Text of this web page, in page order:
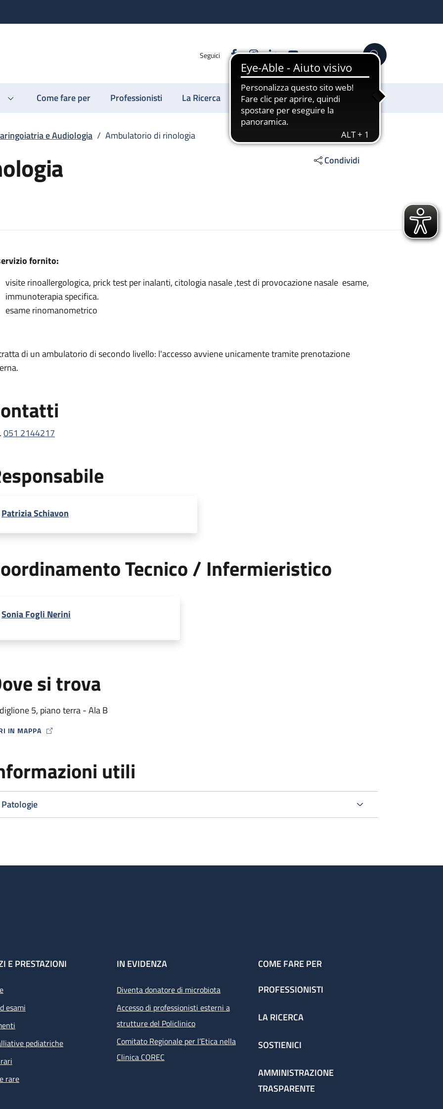
Seguici FacebookInstagram
LinkedinYouTube Cerca
Come fare per Professionisti La Ricerca Sostienici
e Audiologia / Ambulatorio di rinologia
Condividi
fornito:
visite rinoallergologica, prick test per inalanti, citologia nasale ,test di provocazione nasale esame,
immunoterapia specifica.
esame rinomanometrico
di un ambulatorio di secondo livello: l'accesso avviene unicamente tramite prenotazione
051 2144217
Patrizia Schiavon
Tecnico / Infermieristico
Sonia Fogli Nerini
si trova
5, piano terra - Ala B
IN MAPPA
ICON
utili
Patologie
E PRESTAZIONI
esami
pediatriche
rare
IN EVIDENZA
Diventa donatore di microbiota
Accesso di professionisti esterni a
strutture del Policlinico
Comitato Regionale per l’Etica nella
Clinica COREC
COME FARE PER
PROFESSIONISTI
LA RICERCA
SOSTIENICI
AMMINISTRAZIONE
TRASPARENTE